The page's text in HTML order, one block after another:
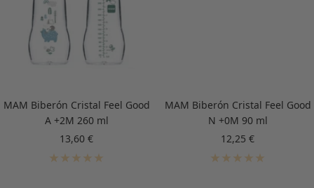
MAM Biberón Cristal Feel Good
A +2M 260 ml
Precio
de
13,60 €
MAM Biberón Cristal Feel Good
N +0M 90 ml
Precio
de
12,25 €